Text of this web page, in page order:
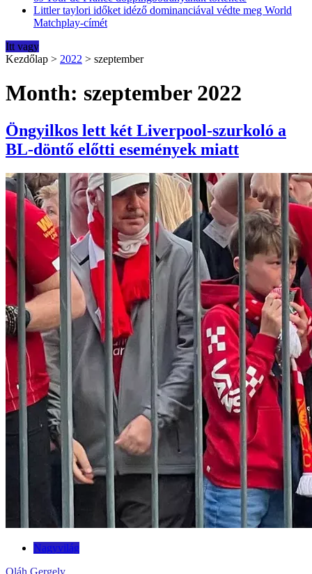
Littler taylori időket idéző dominanciával védte meg World
Matchplay-címét
Itt vagy
Kezdőlap > 2022 > szeptember
Month: szeptember 2022
Öngyilkos lett két Liverpool-szurkoló a
BL-döntő előtti események miatt
Nagyvilág
Oláh Gergely